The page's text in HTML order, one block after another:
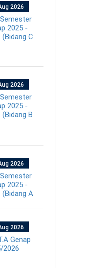
2026
Semester
2025 -
(Bidang C
2026
2025 -
(Bidang B
2026
2025 -
(Bidang A
2026
Genap
2026